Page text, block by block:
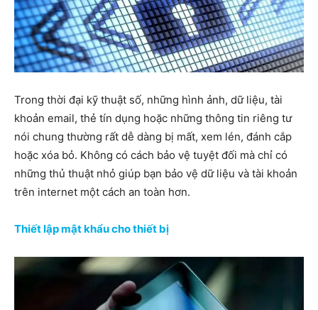
Trong thời đại kỹ thuật số, những hình ảnh, dữ liệu, tài
khoản email, thẻ tín dụng hoặc những thông tin riêng tư
nói chung thường rất dễ dàng bị mất, xem lén, đánh cắp
hoặc xóa bỏ. Không có cách bảo vệ tuyệt đối mà chỉ có
những thủ thuật nhỏ giúp bạn bảo vệ dữ liệu và tài khoản
trên internet một cách an toàn hơn.
Thiết lập mật khẩu cho thiết bị